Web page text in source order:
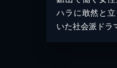
ハラに敢然と
いた社会派ドラ